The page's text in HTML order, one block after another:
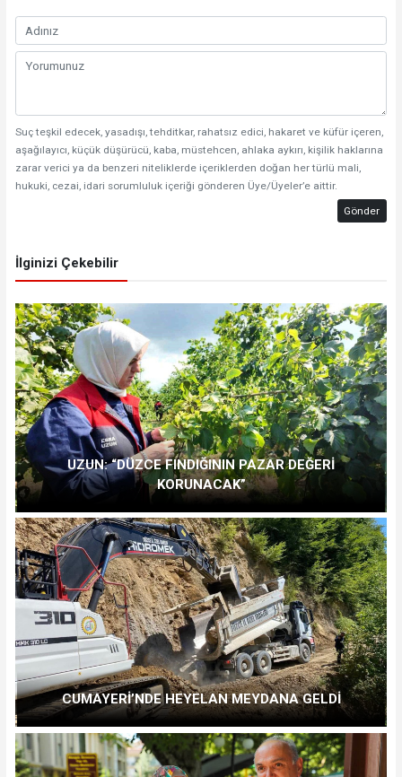
Suç teşkil edecek, yasadışı, tehditkar, rahatsız edici, hakaret ve küfür içeren,
aşağılayıcı, küçük düşürücü, kaba, müstehcen, ahlaka aykırı, kişilik haklarına
zarar verici ya da benzeri niteliklerde içeriklerden doğan her türlü mali,
hukuki, cezai, idari sorumluluk içeriği gönderen Üye/Üyeler’e aittir.
Gönder
İlginizi Çekebilir
UZUN: “DÜZCE FINDIĞININ PAZAR DEĞERİ
KORUNACAK”
CUMAYERİ’NDE HEYELAN MEYDANA GELDİ